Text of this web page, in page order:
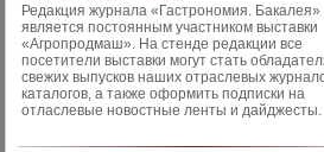
Редакция журнала «Гастрономия. Бакалея»
является постоянным участником выставки
«Агропродмаш». На стенде редакции все
посетители выставки могут стать
свежих выпусков наших отраслевых
каталогов, а также оформить подписки на
отласлевые новостные ленты и дайджесты.